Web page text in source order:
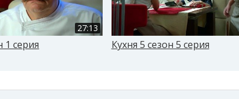
27:13
1 серия Кухня 5 сезон 5 серия